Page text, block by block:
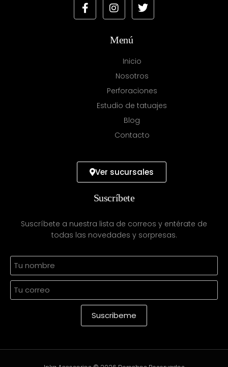
Menú
Inicio
Nosotros
Perforaciones
Estudio de tatuajes
Blog
Contacto
Ver sucursales
Suscríbete
Suscríbete a nuestra lista de correos y entérate de
todas las novedades y sorpresas.